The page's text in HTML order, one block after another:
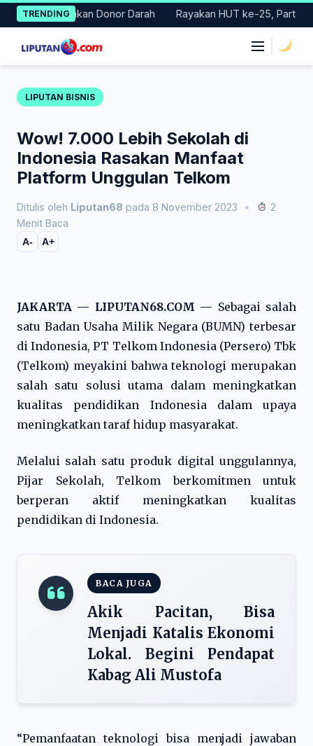
Skip
to
content
TRENDING
Gerakan Donor Darah Rayakan HUT ke-25, Partai
LIPUTAN BISNIS
Wow! 7.000 Lebih Sekolah di
Indonesia Rasakan Manfaat
Platform Unggulan Telkom
Ditulis oleh Liputan68 pada 8 November 2023 •
2
Menit Baca
A- A+
JAKARTA — LIPUTAN68.COM — Sebagai salah
satu Badan Usaha Milik Negara (BUMN) terbesar
di Indonesia, PT Telkom Indonesia (Persero) Tbk
(Telkom) meyakini bahwa teknologi merupakan
salah satu solusi utama dalam meningkatkan
kualitas pendidikan Indonesia dalam upaya
meningkatkan taraf hidup masyarakat.
Melalui salah satu produk digital unggulannya,
Pijar Sekolah, Telkom berkomitmen untuk
berperan aktif meningkatkan kualitas
pendidikan di Indonesia.
BACA JUGA
Akik Pacitan, Bisa
Menjadi Katalis Ekonomi
Lokal. Begini Pendapat
Kabag Ali Mustofa
“Pemanfaatan teknologi bisa menjadi jawaban